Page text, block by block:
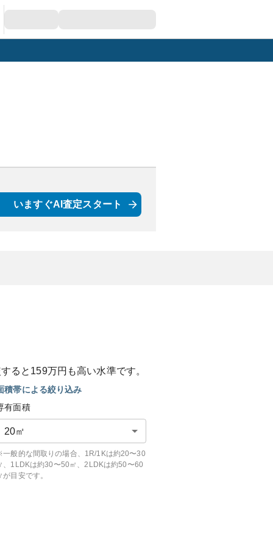
いますぐAI査定スタート
ると 159万円も高い水準です。
積帯による絞り込み
有面積
20㎡
般的な間取りの場合、1R/1Kは約20〜30
、1LDKは約30〜50㎡、2LDKは約50〜60
が目安です。